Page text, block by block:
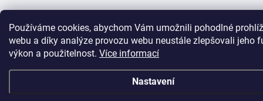
Používáme cookies, abychom Vám umožnili pohodlné
webu a díky analýze provozu webu neustále zlepšovali jeho
výkon a použitelnost. Více informací
Nastavení